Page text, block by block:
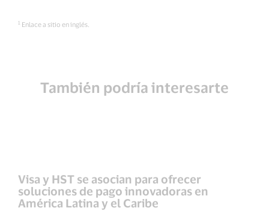
1 Enlace a sitio en inglés.
También podría interesarte
Visa y HST se asocian para ofrecer
soluciones de pago innovadoras en
América Latina y el Caribe